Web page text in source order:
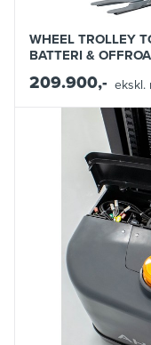
WHEEL TROLLEY
BATTERI &
209.900,- ekskl.